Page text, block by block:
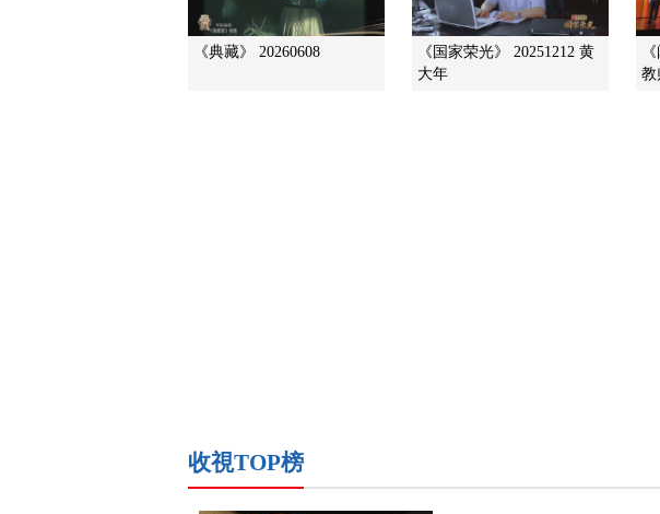
《典藏》 20260608
《国家荣光》 20251212 黄
大年
教
收視TOP榜